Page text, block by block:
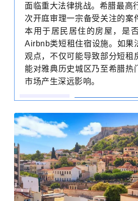
面临重大法律挑战。希腊最高
次开庭审理一宗备受关注的案
本用于居民居住的房屋，是
Airbnb类短租住宿设施。如果
观点，不仅可能导致部分短租
能对雅典历史城区乃至希腊热
市场产生深远影响。